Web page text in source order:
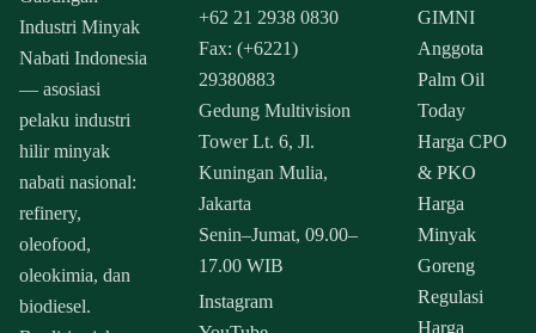
Industri Minyak
Nabati Indonesia
— asosiasi
pelaku industri
hilir minyak
nabati nasional:
refinery,
oleofood,
oleokimia, dan
biodiesel.
+62 21 2938 0830
Fax: (+6221)
29380883
Gedung Multivision
Tower Lt. 6, Jl.
Kuningan Mulia,
Jakarta
Senin–Jumat, 09.00–
17.00 WIB
Instagram
GIMNI
Anggota
Palm Oil
Today
Harga CPO
& PKO
Harga
Minyak
Goreng
Regulasi
Harga